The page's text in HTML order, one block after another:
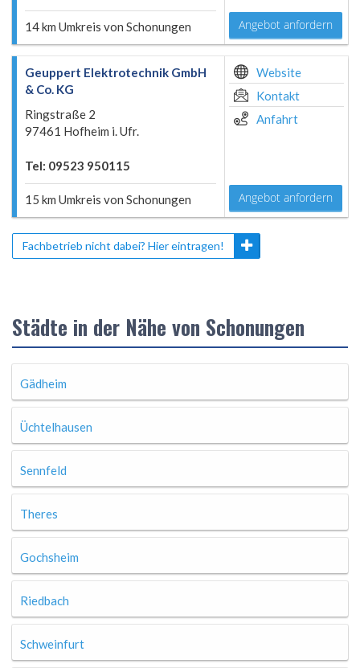
14 km Umkreis von Schonungen Angebot anfordern
Geuppert Elektrotechnik GmbH
& Co. KG
Ringstraße 2
97461 Hofheim i. Ufr.
Tel: 09523 950115
15 km Umkreis von Schonungen
Website
Kontakt
Anfahrt
Angebot anfordern
Fachbetrieb nicht dabei? Hier eintragen!
Städte in der Nähe von Schonungen
Gädheim
Üchtelhausen
Sennfeld
Theres
Gochsheim
Riedbach
Schweinfurt